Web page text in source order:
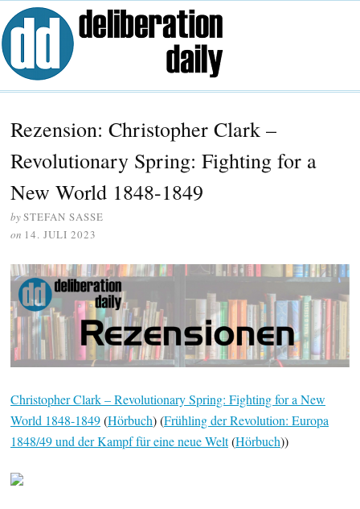
Rezension: Christopher Clark –
Revolutionary Spring: Fighting for a
New World 1848-1849
bySTEFAN SASSE
on 14. JULI 2023
Christopher Clark – Revolutionary Spring: Fighting for a New
World 1848-1849(Hörbuch) (Frühling der Revolution: Europa
1848/49 und der Kampf für eine neue Welt(Hörbuch))